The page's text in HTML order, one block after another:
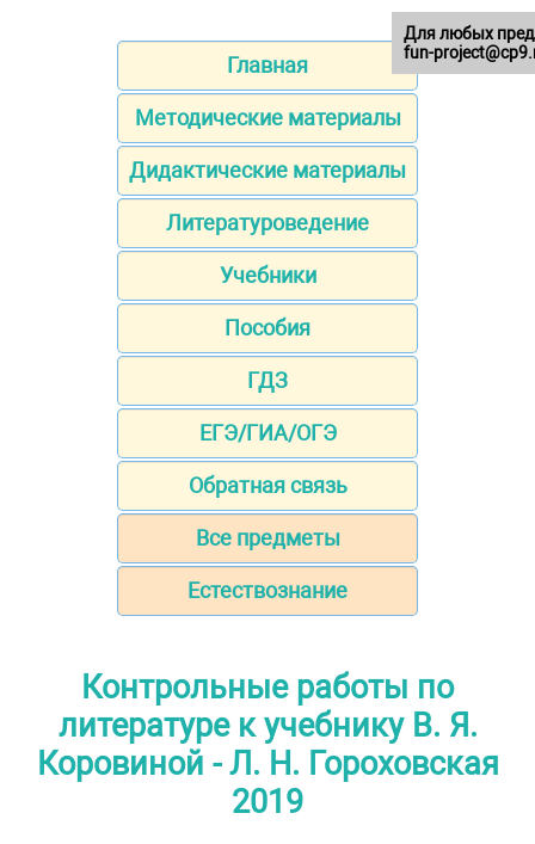
Главная
Методические материалы
Дидактические материалы
Литературоведение
Учебники
Пособия
ГДЗ
ЕГЭ/ГИА/ОГЭ
Обратная связь
Все предметы
Естествознание
Контрольные работы по
литературе к учебнику В. Я.
Коровиной - Л. Н. Гороховская
2019
Для любых
fun-